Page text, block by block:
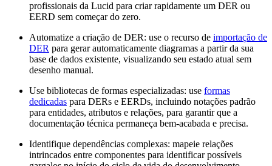
profissionais da Lucid para criar rapidamente um DER ou
EERD sem começar do zero.
Automatize a criação de DER: use o recurso de importação de
DER para gerar automaticamente diagramas a partir da sua
base de dados existente, visualizando seu estado atual sem
desenho manual.
Use bibliotecas de formas especializadas: use formas
dedicadas para DERs e EERDs, incluindo notações padrão
para entidades, atributos e relações, para garantir que a
documentação técnica permaneça bem-acabada e precisa.
Identifique dependências complexas: mapeie relações
intrincados entre componentes para identificar possíveis